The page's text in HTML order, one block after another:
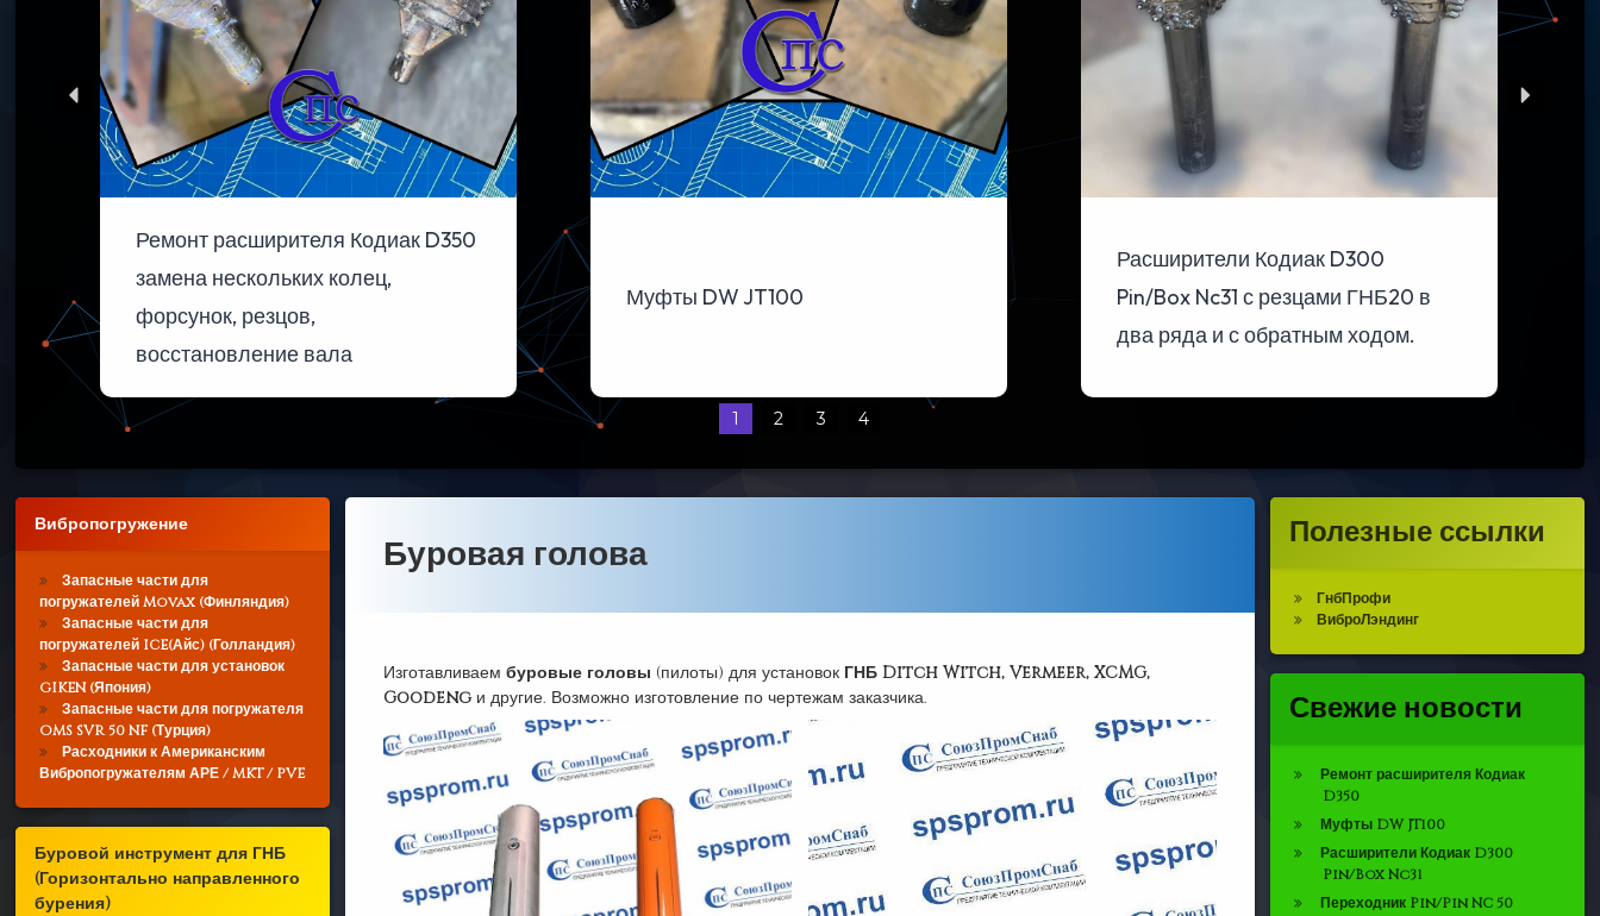
Ремонт расширителя Кодиак D350
замена нескольких колец,
форсунок, резцов,
восстановление вала
Муфты DW JT100
Расширители Кодиак D300
Pin/Box Nc31 с резцами ГНБ20 в
два ряда и с обратным ходом.
1 2 3 4
Буровая голова
Изготавливаембуровые головы (пилоты) для установок ГНБ Ditch Witch, Vermeer, XCMG,
Goodengи другие. Возможно изготовление по чертежам заказчика.
Вибропогружение
Запасные части для
погружателей Movax (Финляндия)
Запасные части для
погружателей ICE(Айс) (Голландия)
Запасные части для установок
GIKEN (Япония)
Запасные части для погружателя
OMS SVR 50 NF (Турция)
Расходники к Американским
Вибропогружателям АРЕ / MKT / PVE
Буровой инструмент для ГНБ
(Горизонтально направленного
бурения)
Полезные ссылки
ГнбПрофи
ВиброЛэндинг
Свежие новости
Ремонт расширителя Кодиак
D350
Муфты DW JT100
Расширители Кодиак D300
Pin/Box Nc31
Переходник Pin/Pin NC 50